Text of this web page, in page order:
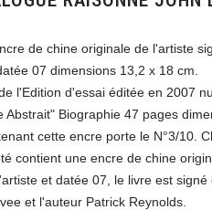
de chine originale de l'artiste
07 dimensions 13,2 x 18 cm.
l'Edition d'essai éditée en 2007
Abstrait" Biographie 47 pages
cette encre porte le N°3/10.
contient une encre de chine
et datée 07, le livre est signé
et l'auteur Patrick Reynolds.